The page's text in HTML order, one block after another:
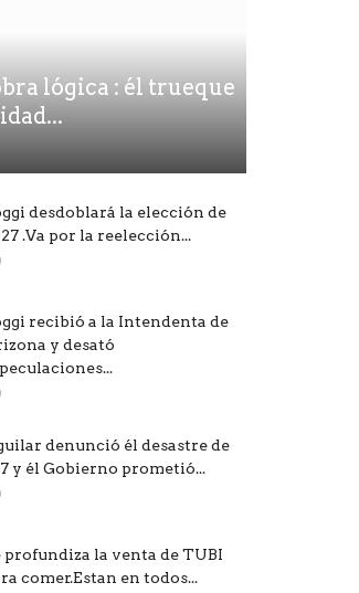
lógica : él trueque
desdoblará la elección de
.Va por la reelección...
recibió a la Intendenta de
y desató
denunció él desastre de
y él Gobierno prometió...
profundiza la venta de TUBI
comer.Estan en todos...